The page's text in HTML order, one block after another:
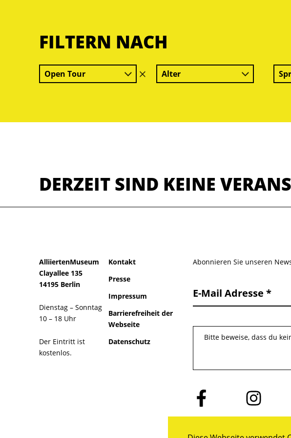
FILTERN NACH
Open Tour
Filter
löschen
Alter
DERZEIT SIND KEINE
AlliiertenMuseum
Clayallee 135
14195 Berlin
Dienstag – Sonntag
10 – 18 Uhr
Der Eintritt ist
kostenlos.
Kontakt
Presse
Impressum
Barrierefreiheit der
Webseite
Datenschutz
Abonnieren Sie unseren
E-Mail Adresse
Bitte beweise, dass du
Folge
uns
auf
Folge
uns
auf